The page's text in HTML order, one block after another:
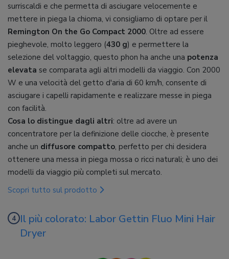
surriscaldi e che permetta di asciugare velocemente e
mettere in piega la chioma, vi consigliamo di optare per il
Remington On the Go Compact 2000. Oltre ad essere
pieghevole, molto leggero (430 g) e permettere la
selezione del voltaggio, questo phon ha anche una potenza
elevata se comparata agli altri modelli da viaggio. Con 2000
W e una velocità del getto d'aria di 60 km/h, consente di
asciugare i capelli rapidamente e realizzare messe in piega
con facilità.
Cosa lo distingue dagli altri: oltre ad avere un
concentratore per la definizione delle ciocche, è presente
anche un diffusore compatto, perfetto per chi desidera
ottenere una messa in piega mossa o ricci naturali; è uno dei
modelli da viaggio più completi sul mercato.
Scopri tutto sul prodotto
Il più colorato: Labor Gettin Fluo Mini Hair
Dryer